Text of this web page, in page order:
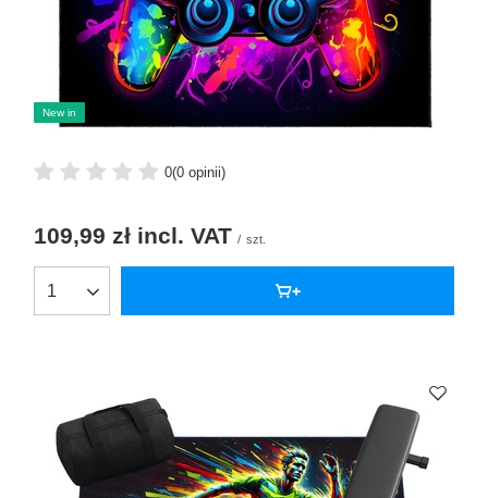
New in
0(0 opinii)
109,99 zł incl. VAT / szt.